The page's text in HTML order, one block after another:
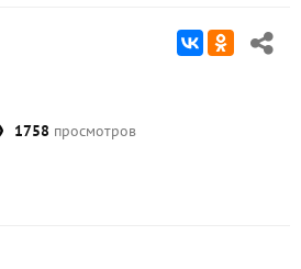
1758 просмотров